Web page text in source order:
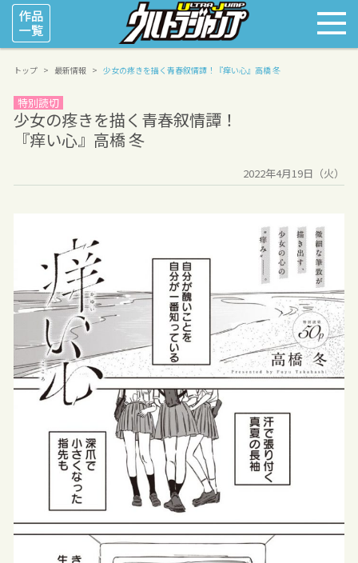
トップ 最新情報 少女の疼きを描く青春叙情譚！ 『痒い心』高橋 冬
特別読切
少女の疼きを描く青春叙情譚！
『痒い心』高橋 冬
2022年4月19日（火）